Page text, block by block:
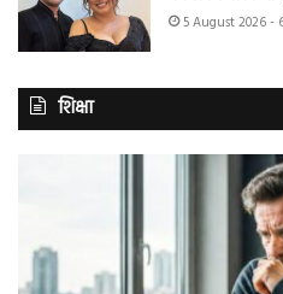
5 August 2026 -
शिक्षा